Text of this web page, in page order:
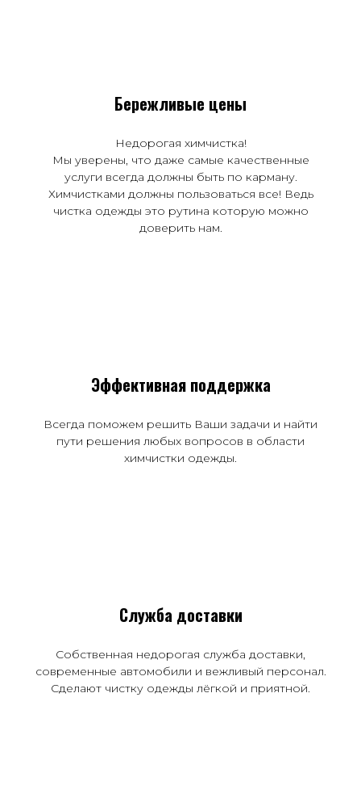
Бережливые цены
Недорогая химчистка!
Мы уверены, что даже самые качественные
услуги всегда должны быть по карману.
Химчистками должны пользоваться все! Ведь
чистка одежды это рутина которую можно
доверить нам.
Эффективная поддержка
Всегда поможем решить Ваши задачи и найти
пути решения любых вопросов в области
химчистки одежды.
Служба доставки
Собственная недорогая служба доставки,
современные автомобили и вежливый персонал.
Сделают чистку одежды лёгкой и приятной.